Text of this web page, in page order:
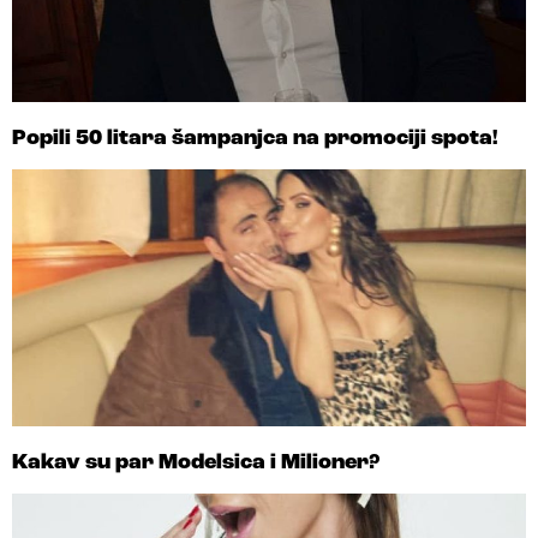
Popili 50 litara šampanjca na promociji spota!
Kakav su par Modelsica i Milioner?